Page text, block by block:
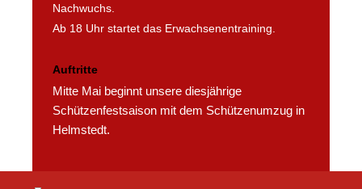
Nachwuchs.
Ab 18 Uhr startet das Erwachsenentraining.
Auftritte
Mitte Mai beginnt unsere diesjährige
Schützenfestsaison mit dem Schützenumzug in
Helmstedt.